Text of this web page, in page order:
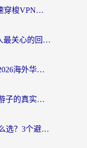
海外党必看：ChickCN和极速穿梭VPN好用吗？3招教你选对回国加速器无缝刷国内资源
斧牛和light哪个好？海外华人最关心的回国加速器选择难题，一篇讲透
在国外怎么用虎牙不卡顿？2026海外华人亲测有效的回国加速器选择指南
斧牛和加速喵好用吗？海外游子的真实选择困境
马来西亚留学生回国VPN怎么选？3个避坑点+1款实测好用的加速器推荐